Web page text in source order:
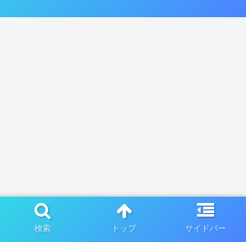
検索 トップ サイドバー